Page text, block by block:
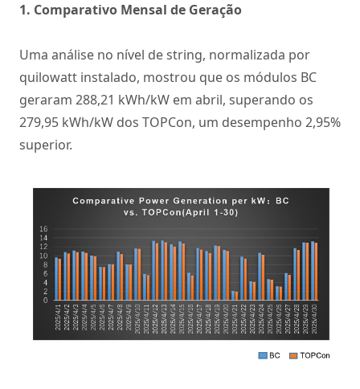
1. Comparativo Mensal de Geração
Uma análise no nível de string, normalizada por
quilowatt instalado, mostrou que os módulos BC
geraram 288,21 kWh/kW em abril, superando os
279,95 kWh/kW dos TOPCon, um desempenho 2,95%
superior.